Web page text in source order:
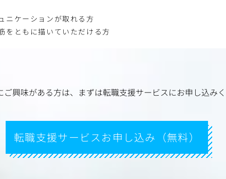
ニケーションが取れる方
をともに描いていただける方
ご興味がある方は、 まずは転職支援サービスにお申し込み
転職支援サービスお申し込み（無料）